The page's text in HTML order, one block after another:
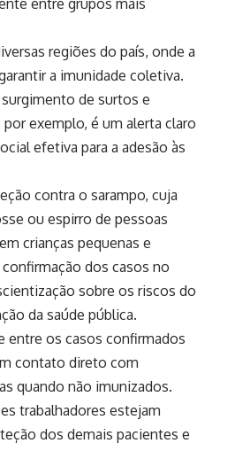
regiões do país, onde a
a imunidade coletiva.
de surtos e
exemplo, é um alerta claro
efetiva para a adesão às
contra o sarampo, cuja
ou espirro de pessoas
crianças pequenas e
dos casos no
sobre os riscos do
da saúde pública.
entre os casos confirmados
contato direto com
quando não imunizados.
trabalhadores estejam
dos demais pacientes e